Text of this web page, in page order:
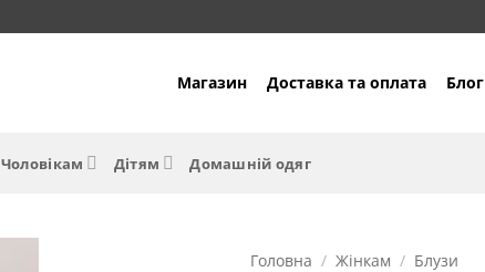
Магазин Доставка та оплата Блог
Чоловікам Дітям Домашній одяг
Головна / Жінкам / Блузи